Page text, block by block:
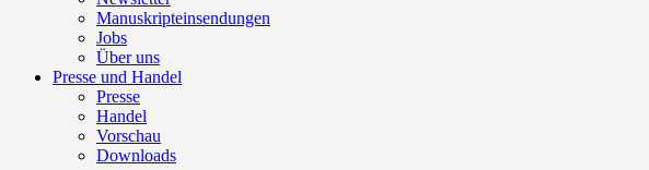
Manuskripteinsendungen
Jobs
Über uns
Presse und Handel
Presse
Handel
Vorschau
Downloads